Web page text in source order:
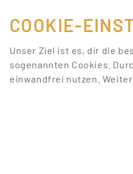
FÜR JOBANBIETER
COOKIE-
Unser Ziel ist es, dir die
sogenannten Cookies.
einwandfrei nutzen.